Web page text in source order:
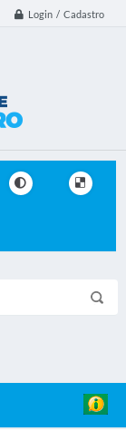
Login / Cadastro